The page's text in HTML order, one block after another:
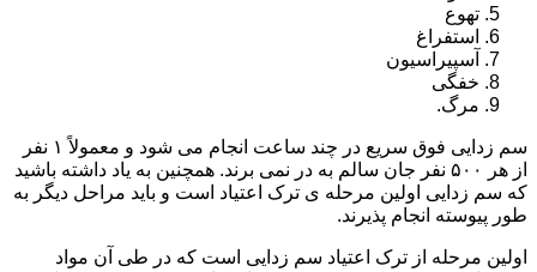
تهوع
استفراغ
آسپیراسیون
خفگی
مرگ.
سم زدایی فوق سریع در چند ساعت انجام می شود و معمولاً ۱ نفر
از هر ۵۰۰ نفر جان سالم به در نمی برند. همچنین به یاد داشته باشید
که سم زدایی اولین مرحله ی ترک اعتیاد است و باید مراحل دیگر به
طور پیوسته انجام پذیرند.
اولین مرحله از ترک اعتیاد سم زدایی است که در طی آن مواد